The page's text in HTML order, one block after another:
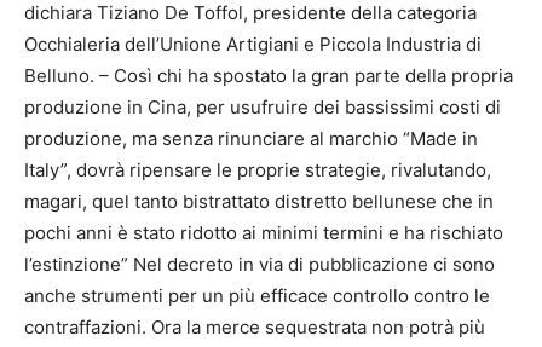
dichiara Tiziano De Toffol, presidente della categoria
Occhialeria dell’Unione Artigiani e Piccola Industria di
Belluno. – Così chi ha spostato la gran parte della propria
produzione in Cina, per usufruire dei bassissimi costi di
produzione, ma senza rinunciare al marchio “Made in
Italy”, dovrà ripensare le proprie strategie, rivalutando,
magari, quel tanto bistrattato distretto bellunese che in
pochi anni è stato ridotto ai minimi termini e ha rischiato
l’estinzione” Nel decreto in via di pubblicazione ci sono
anche strumenti per un più efficace controllo contro le
contraffazioni. Ora la merce sequestrata non potrà più